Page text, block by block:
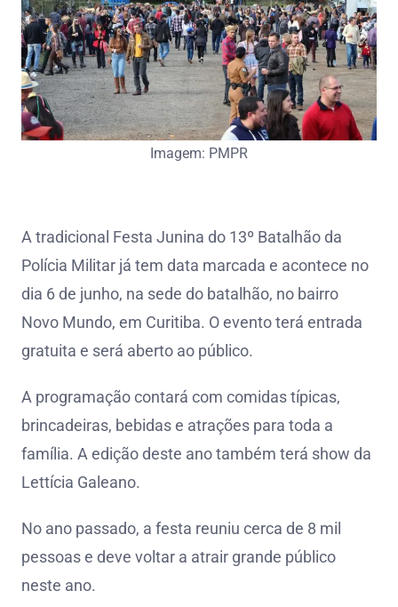
Imagem: PMPR
A tradicional Festa Junina do 13º Batalhão da
Polícia Militar já tem data marcada e acontece no
dia 6 de junho, na sede do batalhão, no bairro
Novo Mundo, em Curitiba. O evento terá entrada
gratuita e será aberto ao público.
A programação contará com comidas típicas,
brincadeiras, bebidas e atrações para toda a
família. A edição deste ano também terá show da
Lettícia Galeano.
No ano passado, a festa reuniu cerca de 8 mil
pessoas e deve voltar a atrair grande público
neste ano.